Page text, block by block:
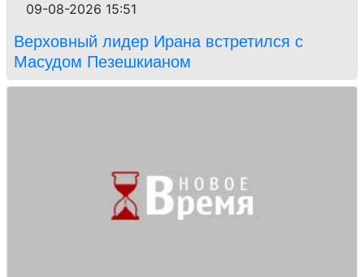
09-08-2026 15:51
Верховный лидер Ирана встретился с
Масудом Пезешкианом